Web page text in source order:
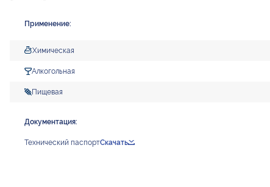
Применение:
Химическая
Алкогольная
Пищевая
Документация:
Технический паспортСкачать